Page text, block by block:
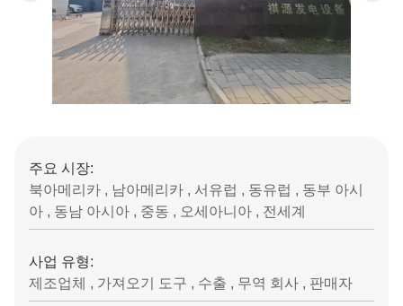
주요 시장:
북아메리카 , 남아메리카 , 서유럽 , 동유럽 , 동부 아시
아 , 동남 아시아 , 중동 , 오세아니아 , 전세계
사업 유형:
제조업체 , 가져오기 도구 , 수출 , 무역 회사 , 판매자